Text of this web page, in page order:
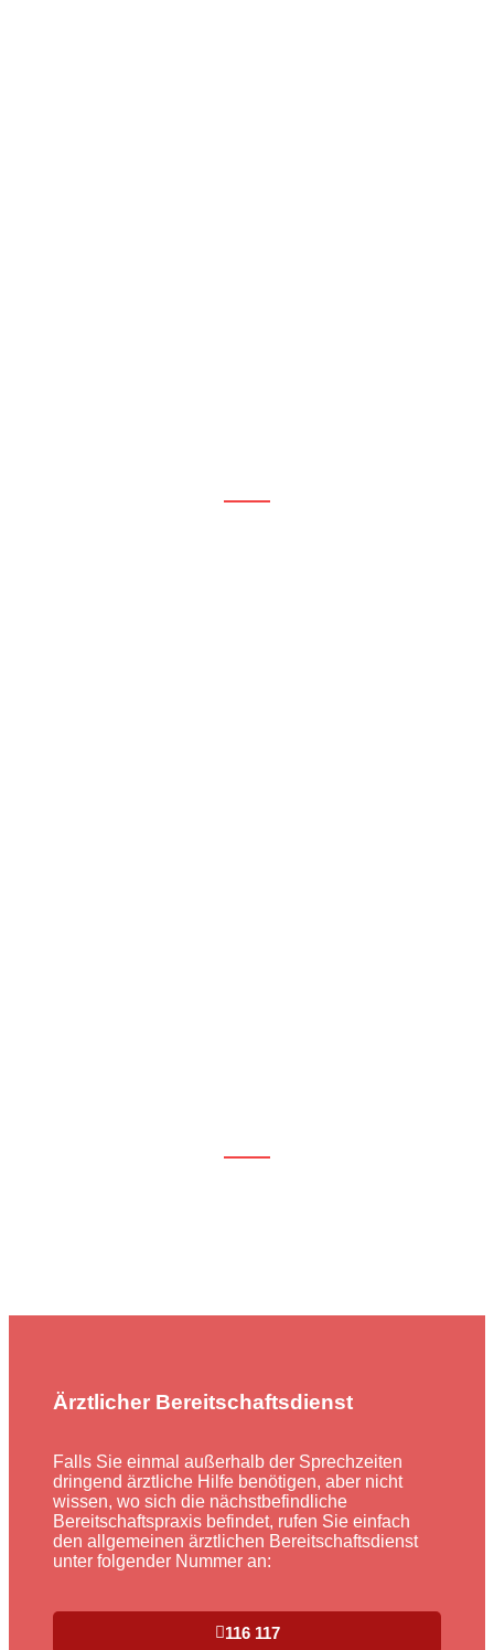
Ärztlicher Bereitschaftsdienst
Falls Sie einmal außerhalb der Sprechzeiten
dringend ärztliche Hilfe benötigen, aber nicht
wissen, wo sich die nächstbefindliche
Bereitschaftspraxis befindet, rufen Sie einfach
den allgemeinen ärztlichen Bereitschaftsdienst
unter folgender Nummer an:
116 117